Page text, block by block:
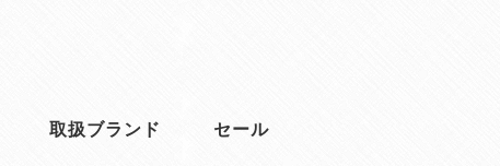
取扱ブランド セール